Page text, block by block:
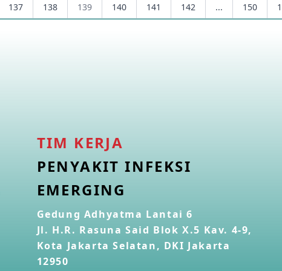
137 138 139 140 141 142 ... 150
TIM KERJA
PENYAKIT INFEKSI
EMERGING
Gedung Adhyatma Lantai 6
Jl. H.R. Rasuna Said Blok X.5 Kav. 4-9,
Kota Jakarta Selatan, DKI Jakarta
12950